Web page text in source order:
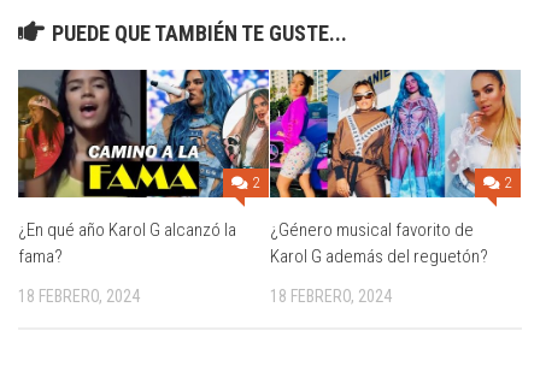
PUEDE QUE TAMBIÉN TE GUSTE...
2
¿En qué año Karol G alcanzó la
fama?
18 FEBRERO, 2024
2
¿Género musical favorito de
Karol G además del reguetón?
18 FEBRERO, 2024